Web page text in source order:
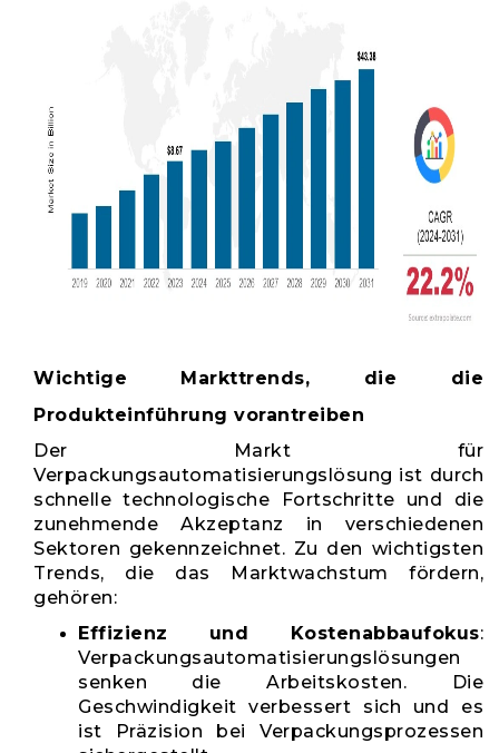
Wichtige Markttrends, die die
Produkteinführung vorantreiben
Der Markt für
Verpackungsautomatisierungslösung ist durch
schnelle technologische Fortschritte und die
zunehmende Akzeptanz in verschiedenen
Sektoren gekennzeichnet. Zu den wichtigsten
Trends, die das Marktwachstum fördern,
gehören:
Effizienz und Kostenabbaufokus:
Verpackungsautomatisierungslösungen
senken die Arbeitskosten. Die
Geschwindigkeit verbessert sich und es
ist Präzision bei Verpackungsprozessen